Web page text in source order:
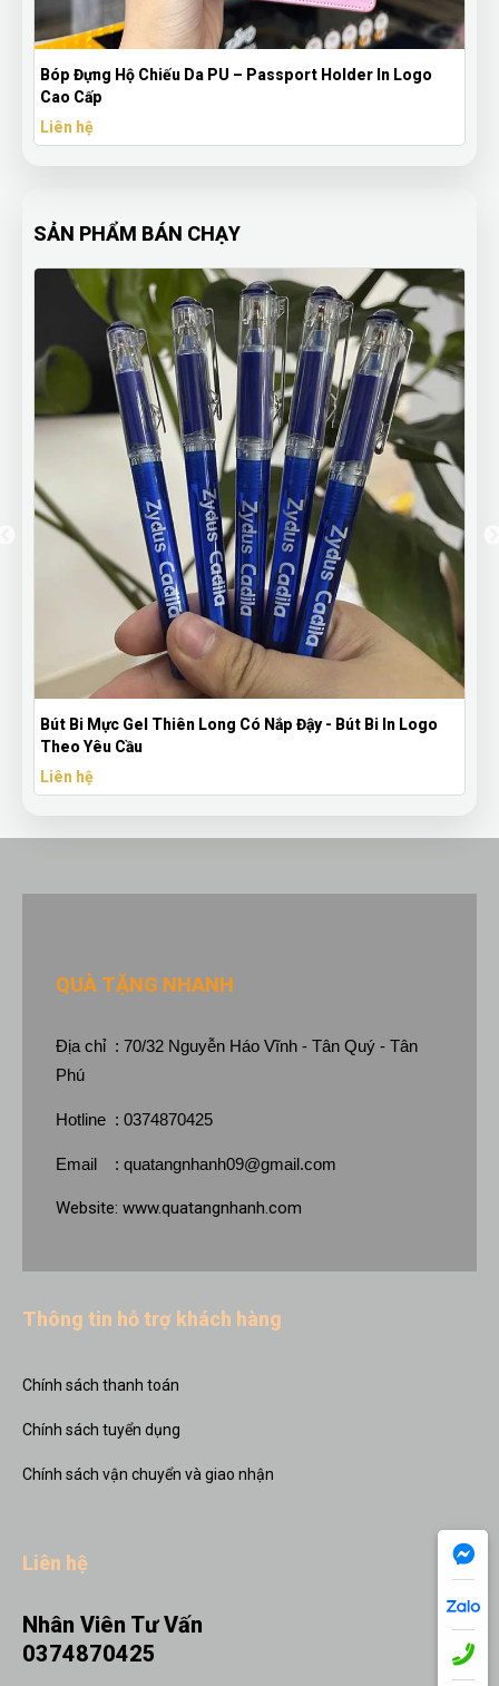
Bóp Đựng Hộ Chiếu Da PU – Passport Holder In Logo
Cao Cấp
Liên hệ
SẢN PHẨM BÁN CHẠY
Bút Bi Mực Gel Thiên Long Có Nắp Đậy - Bút Bi In Logo
Theo Yêu Cầu
Liên hệ
QUÀ TẶNG NHANH
Địa chỉ : 70/32 Nguyễn Háo Vĩnh - Tân Quý - Tân
Phú
Hotline : 0374870425
Email : quatangnhanh09@gmail.com
Website: www.quatangnhanh.com
Thông tin hỗ trợ khách hàng
Chính sách thanh toán
Chính sách tuyển dụng
Chính sách vận chuyển và giao nhận
Liên hệ
Nhân Viên Tư Vấn
0374870425